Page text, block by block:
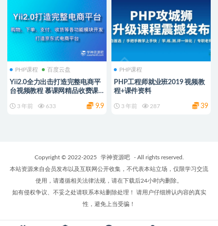
PHP课程 百度云盘
Yii2.0全力出击打造完整电商平
台视频教程 慕课网精品收费课
3 年前 633 9.9
PHP课程
PHP工程师就业班2019 视频教
程+课件资料
3 年前 287 39
Copyright © 2022-2025 学神资源吧
- All rights reserved.
本站资源来自会员发布以及互联网公开收集，不代表本站立场，仅限学习交流
使用，请遵循相关法律法规，请在下载后24小时内删除。
如有侵权争议、不妥之处请联系本站删除处理！ 请用户仔细辨认内容的真实
性，避免上当受骗！